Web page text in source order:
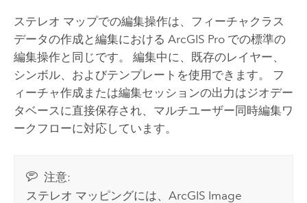
ステレオ マップでの編集操作は、フィーチャクラス
データの作成と編集における ArcGIS Proでの標準の
編集操作と同じです。 編集中に、既存のレイヤー、
シンボル、およびテンプレートを使用できます。 フ
ィーチャ作成または編集セッションの出力はジオデー
タベースに直接保存され、マルチユーザー同時編集ワ
ークフローに対応しています。
注意:
ステレオ マッピングには、ArcGIS Image